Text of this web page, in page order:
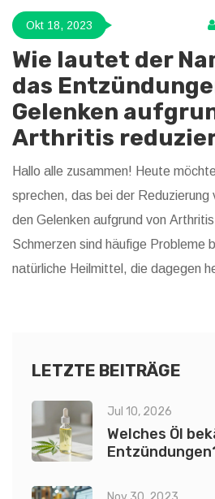
Okt 18, 2023
Wie lautet der
das
Gelenken
Arthritis
Hallo alle zusammen! Heute
sprechen, das bei der Reduzierung
den Gelenken aufgrund von
Schmerzen sind häufige Probleme
natürliche Heilmittel, die dagegen
euch zu teilen!
LETZTE BEITRÄGE
Jul 10, 2026
Welches Öl